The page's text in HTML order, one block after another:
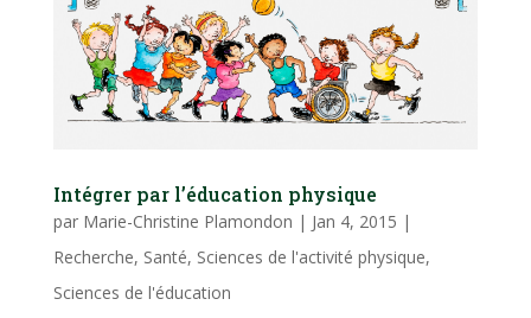
Intégrer par l’éducation physique
par Marie-Christine Plamondon | Jan 4, 2015 |
Recherche, Santé, Sciences de l'activité physique,
Sciences de l'éducation